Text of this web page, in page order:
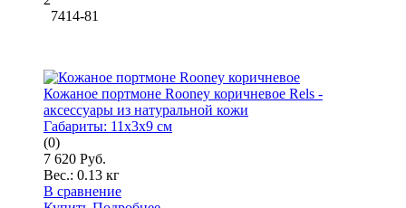
7414-81
Кожаное портмоне Rooney коричневое Rels -
аксессуары из натуральной кожи
Габариты: 11x3x9 см
(0)
7 620 Руб.
Вес.: 0.13 кг
В сравнение